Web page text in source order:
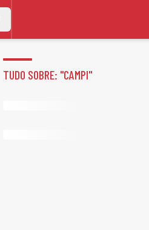
TUDO SOBRE: "CAMPI"